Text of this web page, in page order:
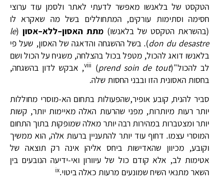
הטקסט של בלאנשו מאפשר לדעתי לאתר ולסמן עוד ערוצי
חסימה וסתימות עורקים, המתחוללים בשל מה שאקרא לו
(בהשראת הטקסט של בלאנשו) מתת האסון–ללא–אסון (
le
don du desastre). בשל ההשגחה והדאגה של האסון, שעל פי
בלאנשו דואג להכול, מטפל בכול בהצלחה, משגיח על הכול ושם
לב להכול"
viii (prend soin de tout
), אבקש לדון בהשגחה,
בחסות האסונית הזו ובבני החסות שלה.
סביר להניח, קובע אופיר,שהפעולות בתחום הא-מוסרי מחוללות
יותר רעות מיותרות, מפני שהרעות האלה מאיימות יותר, קשות
יותר ומצטברות במהירות רבה יותר מאלה שמופקות בתוך התחום
המוסרי עצמו. דחוף עוד יותר להתעניין ברעות אלה, הוא ממשיך
וקובע, מכיוון שהאדישות ביחס אליהן אינה רק תוצאה של
אטימות לב, אלא קודם כול של עיוורון ואי-ידיעה הנובעים בין
השאר מתנאי השיח שמונעים מרעות כאלה ביטוי.ix